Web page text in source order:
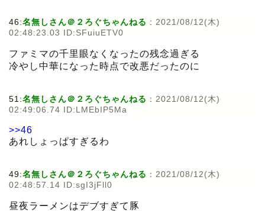
46:名無しさん＠２ろぐちゃんねる : 2021/08/12(木)
02:48:23.03 ID:SFuiuETV0
ファミマの千里眼なくなったの残念過ぎる
冷やし中華になった時点で改悪だったのに
51:名無しさん＠２ろぐちゃんねる : 2021/08/12(木)
02:49:06.74 ID:LMEbIP5Ma
>>46
あれしょっぱすぎるわ
49:名無しさん＠２ろぐちゃんねる : 2021/08/12(木)
02:48:57.14 ID:sgI3jFll0
昼夜ラーメンはデブすぎて豚